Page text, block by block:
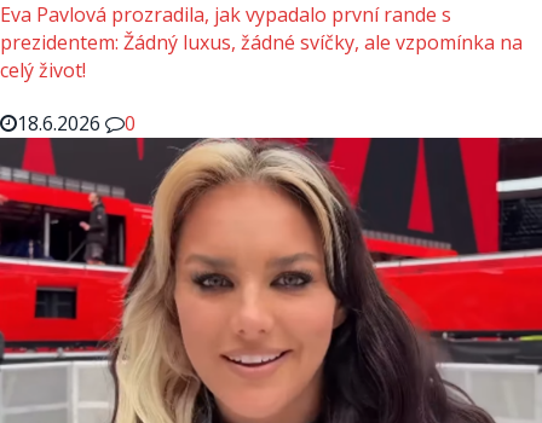
Eva Pavlová prozradila, jak vypadalo první rande s
prezidentem: Žádný luxus, žádné svíčky, ale vzpomínka na
celý život!
18.6.2026
0